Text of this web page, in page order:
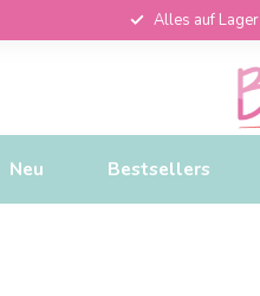
Alles auf Lager
Neu Bestsellers